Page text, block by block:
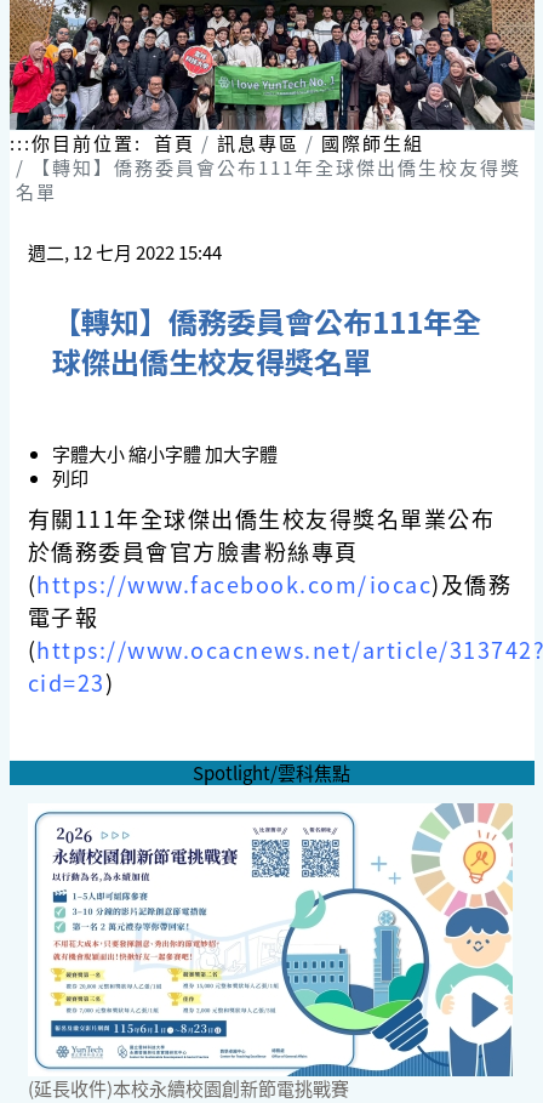
:::你目前位置: 首頁 訊息專區
國際師生組
【轉知】僑務委員會公布111年全球傑出僑生校友得獎
名單
週二, 12 七月 2022 15:44
【轉知】僑務委員會公布111年全
球傑出僑生校友得獎名單
字體大小縮小字體加大字體
列印
有關111年全球傑出僑生校友得獎名單業公布
於僑務委員會官方臉書粉絲專頁
(https://www.facebook.com/iocac)及僑務
電子報
(https://www.ocacnews.net/article/
cid=23)
Spotlight/雲科焦點
(延長收件)本校永續校園創新節電挑戰賽